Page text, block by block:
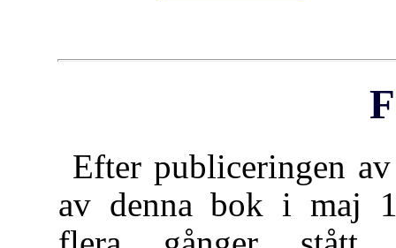
Efter publiceringen
av denna bok i maj